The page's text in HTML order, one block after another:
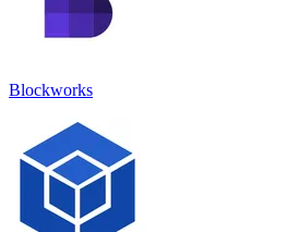
Blockworks